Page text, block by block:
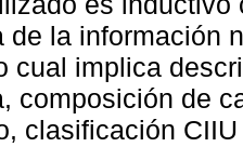
de la información
cual implica
composición de
clasificación